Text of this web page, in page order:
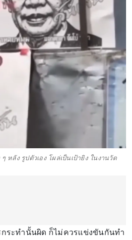
หลัง รูปตัวเอง โผล่เป็นเป้ายิง ในงานวัด
กระทำนั้นผิด ก็ไม่ควรแข่งขันกันทำ